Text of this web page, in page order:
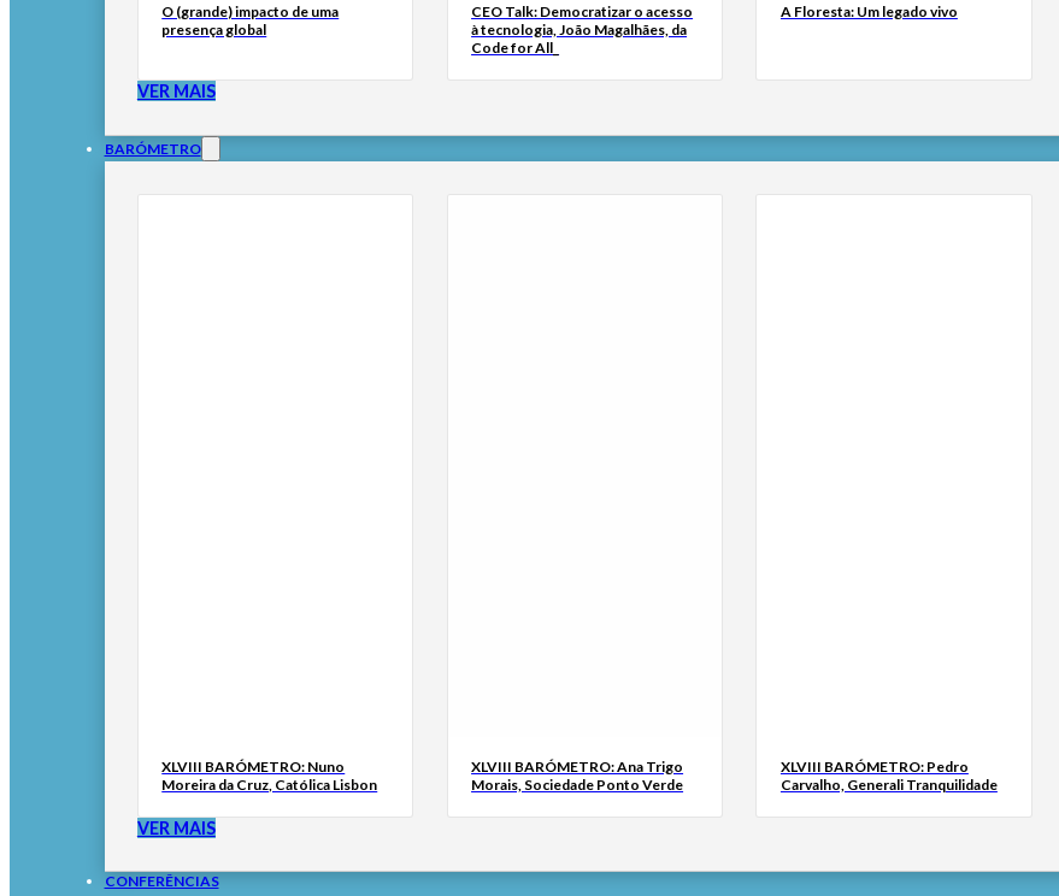
O (grande) impacto de uma
presença global
CEO Talk: Democratizar o acesso
à tecnologia, João Magalhães, da
Code for All_
A Floresta: Um legado vivo
VER MAIS
BARÓMETRO
XLVIII BARÓMETRO: Nuno
Moreira da Cruz, Católica Lisbon
XLVIII BARÓMETRO: Ana Trigo
Morais, Sociedade Ponto Verde
XLVIII BARÓMETRO: Pedro
Carvalho, Generali Tranquilidade
VER MAIS
CONFERÊNCIAS